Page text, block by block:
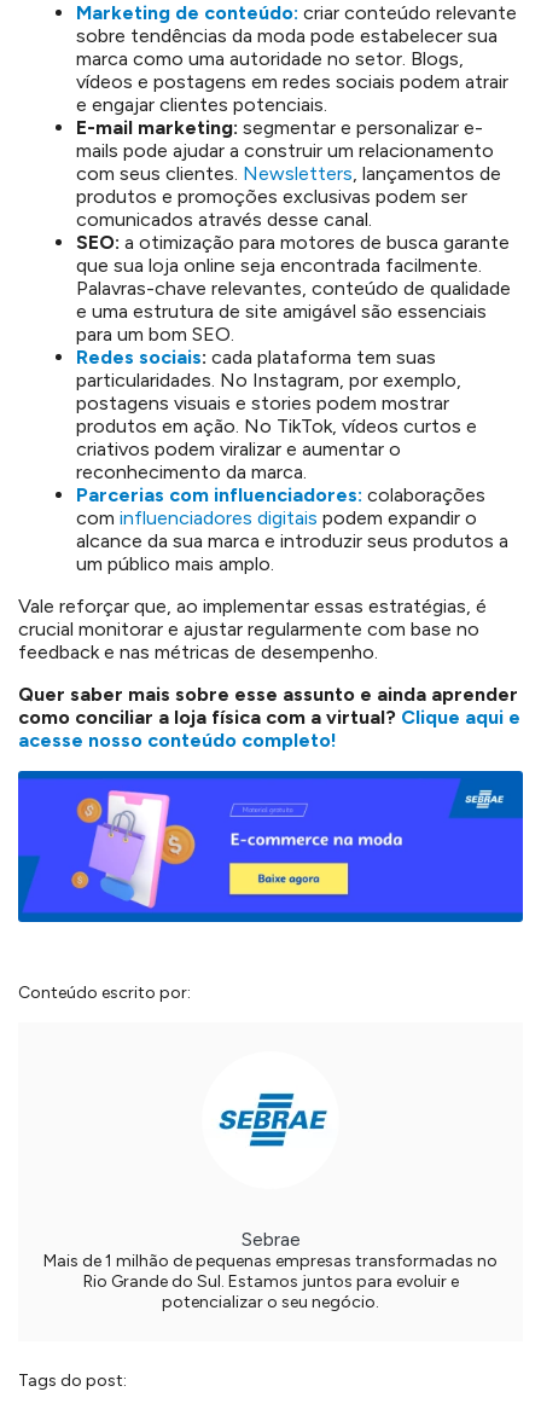
Marketing de conteúdo: criar conteúdo relevante
sobre tendências da moda pode estabelecer sua
marca como uma autoridade no setor. Blogs,
vídeos e postagens em redes sociais podem atrair
e engajar clientes potenciais.
E-mail marketing: segmentar e personalizar e-
mails pode ajudar a construir um relacionamento
com seus clientes. Newsletters, lançamentos de
produtos e promoções exclusivas podem ser
comunicados através desse canal.
SEO: a otimização para motores de busca garante
que sua loja online seja encontrada facilmente.
Palavras-chave relevantes, conteúdo de qualidade
e uma estrutura de site amigável são essenciais
para um bom SEO.
Redes sociais: cada plataforma tem suas
particularidades. No Instagram, por exemplo,
postagens visuais e stories podem mostrar
produtos em ação. No TikTok, vídeos curtos e
criativos podem viralizar e aumentar o
reconhecimento da marca.
Parcerias com influenciadores: colaborações
com influenciadores digitais podem expandir o
alcance da sua marca e introduzir seus produtos a
um público mais amplo.
Vale reforçar que, ao implementar essas estratégias, é
crucial monitorar e ajustar regularmente com base no
feedback e nas métricas de desempenho.
Quer saber mais sobre esse assunto e ainda aprender
como conciliar a loja física com a virtual? Clique aqui e
acesse nosso conteúdo completo!
Conteúdo escrito por:
Sebrae
Mais de 1 milhão de pequenas empresas transformadas no
Rio Grande do Sul. Estamos juntos para evoluir e
potencializar o seu negócio.
Tags do post: